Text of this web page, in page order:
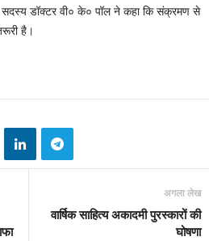
डॉक्‍टर वी० के० पॉल ने कहा कि संक्रमण से
है।
अगला लेख
वार्षिक साहित्य अकादमी पुरस्कारों की
घोषणा